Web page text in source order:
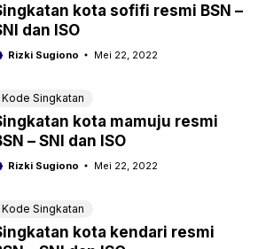
kota sofifi resmi BSN –
dan ISO
Rizki Sugiono Mei 22, 2022
Kode Singkatan
kota mamuju resmi
– SNI dan ISO
Rizki Sugiono Mei 22, 2022
Kode Singkatan
kota kendari resmi